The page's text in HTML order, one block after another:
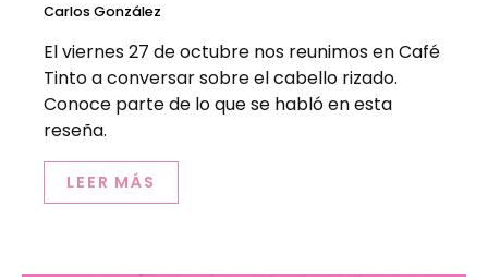
Carlos González
El viernes 27 de octubre nos reunimos en Café
Tinto a conversar sobre el cabello rizado.
Conoce parte de lo que se habló en esta
reseña.
LEER MÁS